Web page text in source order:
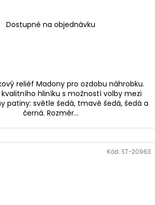
Dostupné na objednávku
reliéf Madony pro ozdobu náhrobku.
hliníku s možností volby mezi
patiny: světle šedá, tmavě šedá, šedá a
černá. Rozměr...
Kód: ST-20963